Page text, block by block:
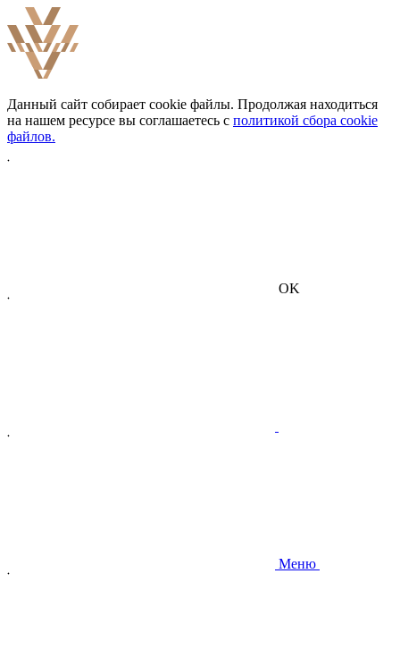
Данный сайт собирает cookie файлы. Продолжая находиться
на нашем ресурсе вы соглашаетесь с политикой сбора cookie
файлов.
OK
Меню